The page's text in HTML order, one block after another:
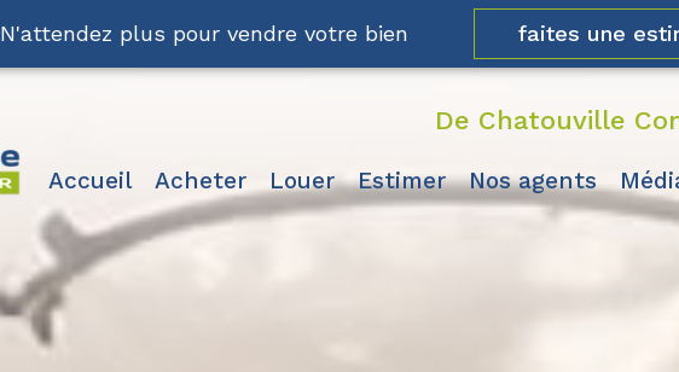
N'attendez plus pour vendre votre bien faites une
De Chatouville
accueil acheter louer estimer nos agents